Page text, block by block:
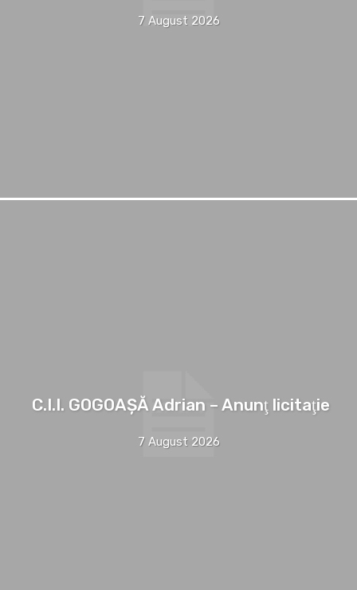
7 August 2026
C.I.I. GOGOAŞĂ Adrian – Anunţ licitaţie
7 August 2026